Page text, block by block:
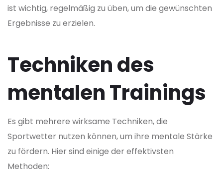
ist wichtig, regelmäßig zu üben, um die gewünschten
Ergebnisse zu erzielen.
Techniken des
mentalen Trainings
Es gibt mehrere wirksame Techniken, die
Sportwetter nutzen können, um ihre mentale Stärke
zu fördern. Hier sind einige der effektivsten
Methoden: